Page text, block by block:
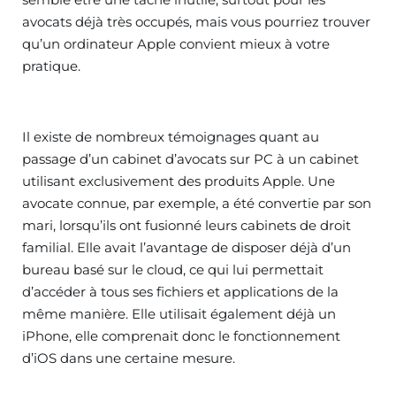
avocats déjà très occupés, mais vous pourriez trouver
qu’un ordinateur Apple convient mieux à votre
pratique.
Il existe de nombreux témoignages quant au
passage d’un cabinet d’avocats sur PC à un cabinet
utilisant exclusivement des produits Apple. Une
avocate connue, par exemple, a été convertie par son
mari, lorsqu’ils ont fusionné leurs cabinets de droit
familial. Elle avait l’avantage de disposer déjà d’un
bureau basé sur le cloud, ce qui lui permettait
d’accéder à tous ses fichiers et applications de la
même manière. Elle utilisait également déjà un
iPhone, elle comprenait donc le fonctionnement
d’iOS dans une certaine mesure.